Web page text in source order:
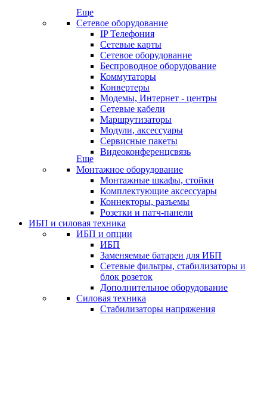
Еще
Сетевое оборудование
IP Телефония
Сетевые карты
Сетевое оборудование
Беспроводное оборудование
Коммутаторы
Конвертеры
Модемы, Интернет - центры
Сетевые кабели
Маршрутизаторы
Модули, аксессуары
Сервисные пакеты
Видеоконференцсвязь
Еще
Монтажное оборудование
Монтажные шкафы, стойки
Комплектующие аксессуары
Коннекторы, разъемы
Розетки и патч-панели
ИБП и силовая техника
ИБП и опции
ИБП
Заменяемые батареи для ИБП
Сетевые фильтры, стабилизаторы и
блок розеток
Дополнительное оборудование
Силовая техника
Стабилизаторы напряжения